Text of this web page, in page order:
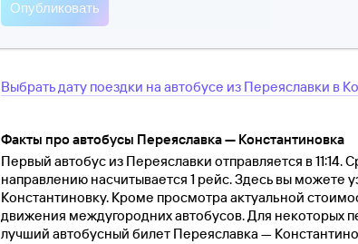
Выбрать дату поездки на автобусе из Переяславки в
Факты про автобусы Переяславка — Константиновка
Первый автобус из Переяславки отправляется в 11:14.
направлению насчитывается 1 рейс. Здесь вы можете
Константиновку. Кроме просмотра актуальной
движения междугородних автобусов. Для некоторых
лучший автобусный билет Переяславка —